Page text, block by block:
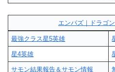
エンパズ｜ドラゴ
最強クラス星5英雄
星4英雄
サモン結果報告＆サモン情報